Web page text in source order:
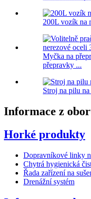
200L vozík na
Myčka na
přepravky ...
Stroj na pilu na
Informace z
Horké produkty
Dopravníkové linky
Chytrá hygienická
Řada zařízení na
Drenážní systém